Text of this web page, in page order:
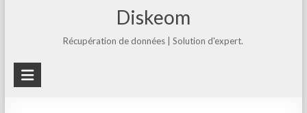
Diskeom
Récupération de données | Solution d'expert.